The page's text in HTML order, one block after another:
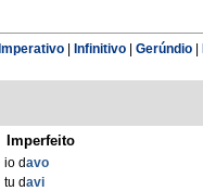
Imperativo| Infinitivo| Gerúndio|
Imperfeito
io davo
tu davi